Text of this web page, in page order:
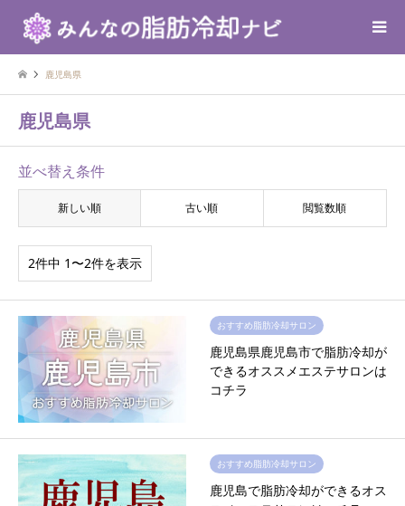
鹿児島県
鹿児島県
並べ替え条件
新しい順 古い順 閲覧数順
2件中 1〜2件を表示
おすすめ脂肪冷却サロン
鹿児島県鹿児島市で脂肪冷却が
できるオススメエステサロンは
コチラ
おすすめ脂肪冷却サロン
鹿児島で脂肪冷却ができるオス